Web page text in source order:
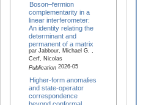
Boson–fermion
complementarity in a
linear interferometer:
An identity relating the
determinant and
permanent of a matrix
par Jabbour, Michael G. ,
Cerf, Nicolas
Publication2026-05
Higher-form anomalies
and state-operator
correspondence
beyond conformal